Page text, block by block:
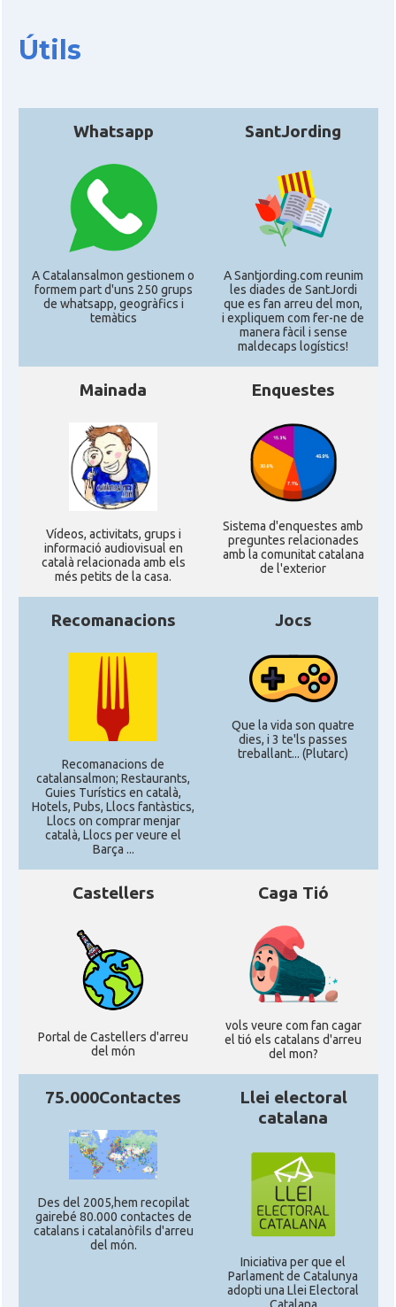
Útils
Whatsapp
A Catalansalmon gestionem o
formem part d'uns 250 grups
de whatsapp, geogràfics i
temàtics
SantJording
A Santjording.com reunim
les diades de SantJordi
que es fan arreu del mon,
i expliquem com fer-ne de
manera fàcil i sense
maldecaps logí­stics!
Mainada
Ví­deos, activitats, grups i
informació audiovisual en
català relacionada amb els
més petits de la casa.
Enquestes
Sistema d'enquestes amb
preguntes relacionades
amb la comunitat catalana
de l'exterior
Recomanacions
Recomanacions de
catalansalmon; Restaurants,
Guies Turístics en català,
Hotels, Pubs, Llocs fantàstics,
Llocs on comprar menjar
català, Llocs per veure el
Barça ...
Jocs
Que la vida son quatre
dies, i 3 te'ls passes
treballant... (Plutarc)
Castellers
Portal de Castellers d'arreu
del món
Caga Tió
vols veure com fan cagar
el tió els catalans d'arreu
del mon?
75.000Contactes
Des del 2005,hem recopilat
gairebé 80.000 contactes de
catalans i catalanòfils d'arreu
del món.
Llei electoral
catalana
Iniciativa per que el
Parlament de Catalunya
adopti una Llei Electoral